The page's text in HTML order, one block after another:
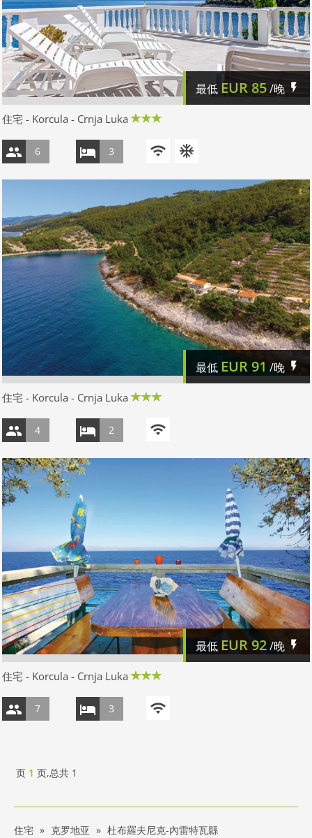
最低 EUR 85/晚
住宅 - Korcula - Crnja Luka
6 3
最低 EUR91/晚
住宅 - Korcula - Crnja Luka
4 2
最低 EUR92/晚
住宅 - Korcula - Crnja Luka
7 3
页 1 页,总共 1
住宅 克罗地亚
杜布羅夫尼克-內雷特瓦縣